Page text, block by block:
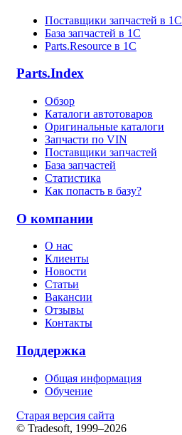
Поставщики запчастей в 1C
База запчастей в 1С
Parts.Resource в 1C
Parts.Index
Обзор
Каталоги автотоваров
Оригинальные каталоги
Запчасти по VIN
Поставщики запчастей
База запчастей
Статистика
Как попасть в базу?
О компании
О нас
Клиенты
Новости
Статьи
Вакансии
Отзывы
Контакты
Поддержка
Общая информация
Обучение
Старая версия сайта
© Tradesoft, 1999–2026